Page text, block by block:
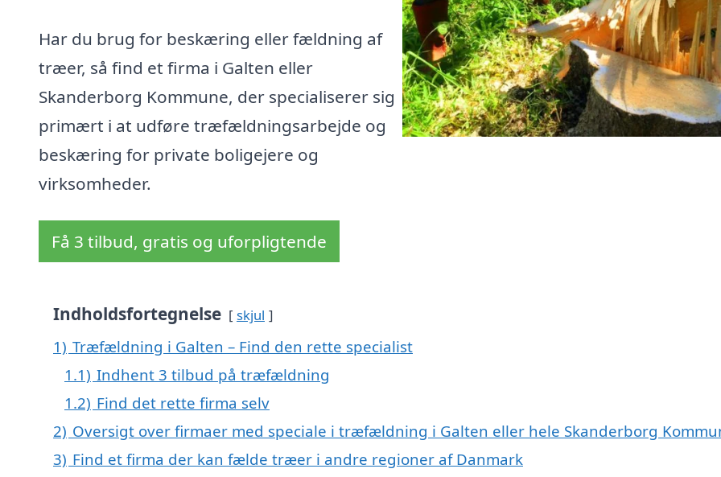
Har du brug for beskæring eller fældning af
træer, så find et firma i Galten eller
Skanderborg Kommune, der specialiserer sig
primært i at udføre træfældningsarbejde og
beskæring for private boligejere og
virksomheder.
Få 3 tilbud, gratis og uforpligtende
Indholdsfortegnelse skjul
1) Træfældning i Galten – Find den rette specialist
1.1) Indhent 3 tilbud på træfældning
1.2) Find det rette firma selv
2) Oversigt over firmaer med speciale i træfældning i Galten eller hele Skanderborg
3) Find et firma der kan fælde træer i andre regioner af Danmark